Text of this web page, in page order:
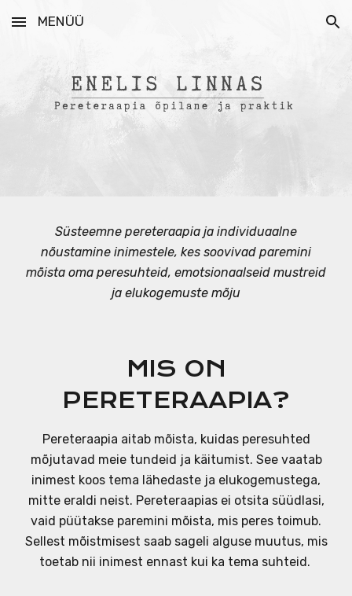
Skip to main content Skip to navigation
MENÜÜ
Süsteemne pereteraapia ja individuaalne
nõustamine inimestele, kes soovivad paremini
mõista oma peresuhteid, emotsionaalseid mustreid
ja elukogemuste mõju
MIS ON
PERETERAAPIA?
Pereteraapia aitab mõista, kuidas peresuhted
mõjutavad meie tundeid ja käitumist. See vaatab
inimest koos tema lähedaste ja elukogemustega,
mitte eraldi neist. Pereteraapias ei otsita süüdlasi,
vaid püütakse paremini mõista, mis peres toimub.
Sellest mõistmisest saab sageli alguse muutus, mis
toetab nii inimest ennast kui ka tema suhteid.